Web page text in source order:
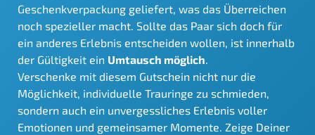
Geschenkverpackung geliefert, was das Überreichen
noch spezieller macht. Sollte das Paar sich doch für
ein anderes Erlebnis entscheiden wollen, ist innerhalb
der Gültigkeit ein Umtausch möglich.
Verschenke mit diesem Gutschein nicht nur die
Möglichkeit, individuelle Trauringe zu schmieden,
sondern auch ein unvergessliches Erlebnis voller
Emotionen und gemeinsamer Momente. Zeige Deiner